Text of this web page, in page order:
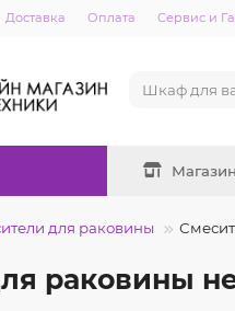
Доставка Оплата Сервис и
для раковины
раковины